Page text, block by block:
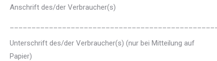
Anschrift des/der Verbraucher(s)
Unterschrift des/der Verbraucher(s) (nur bei Mitteilung auf
Papier)